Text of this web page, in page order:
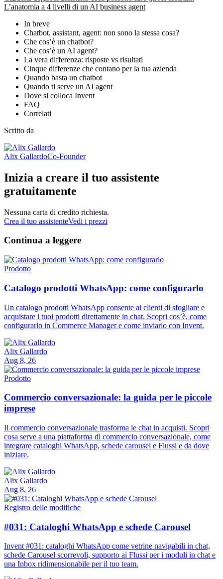
L’anatomia a 4 livelli di un AI business agent
In breve
Chatbot, assistant, agent: non sono la stessa cosa?
Che cos’è un chatbot?
Che cos’è un AI agent?
La vera differenza: risposte vs risultati
Cinque differenze che contano per la tua azienda
Quando basta un chatbot
Quando ti serve un AI agent
Dove si colloca Invent
FAQ
Correlati
Scritto da
Alix GallardoCo-Founder
Inizia a creare il tuo assistente
gratuitamente
Nessuna carta di credito richiesta.
Crea il tuo assistenteVedi i prezzi
Continua a leggere
Prodotto
Catalogo prodotti WhatsApp: come configurarlo
Un catalogo prodotti WhatsApp consente ai clienti di sfogliare e
acquistare i tuoi prodotti direttamente in chat. Scopri cos’è, come
configurarlo in Commerce Manager e come inviarlo con Invent.
Alix Gallardo
Aug 8, 26
Prodotto
Commercio conversazionale: la guida per le piccole
imprese
Il commercio conversazionale trasforma le chat in acquisti. Scopri
cosa serve a una piattaforma di commercio conversazionale, come
integrare cataloghi WhatsApp, schede carousel e Flussi e da dove
iniziare.
Alix Gallardo
Aug 8, 26
Registro delle modifiche
#031: Cataloghi WhatsApp e schede Carousel
Invent #031: cataloghi WhatsApp come vetrine navigabili in chat,
schede Carousel scorrevoli, supporto ai Flussi per i moduli in chat e
una Inbox ridimensionabile per il tuo team.